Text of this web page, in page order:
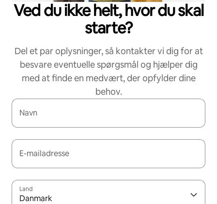
Ved du ikke helt, hvor du skal
starte?
Del et par oplysninger, så kontakter vi dig for at
besvare eventuelle spørgsmål og hjælper dig
med at finde en medvært, der opfylder dine
behov.
Navn
E-mailadresse
Land
Danmark